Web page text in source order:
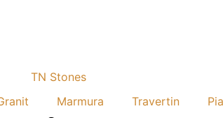
Marmura Travertin